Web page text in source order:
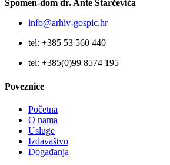
Spomen-dom dr. Ante Starčevića
info@arhiv-gospic.hr
tel: +385 53 560 440
tel: +385(0)99 8574 195
Poveznice
Početna
O nama
Usluge
Izdavaštvo
Događanja